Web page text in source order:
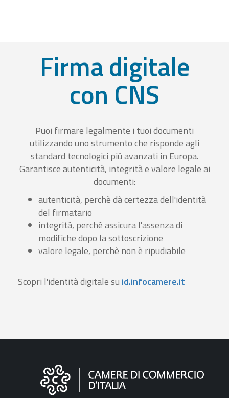
Firma digitale
con CNS
Puoi firmare legalmente i tuoi documenti
utilizzando uno strumento che risponde agli
standard tecnologici più avanzati in Europa.
Garantisce autenticità, integrità e valore legale ai
documenti:
autenticità, perchè dà certezza dell'identità
del firmatario
integrità, perchè assicura l'assenza di
modifiche dopo la sottoscrizione
valore legale, perchè non è ripudiabile
Scopri l'identità digitale su id.infocamere.it
Informazioni